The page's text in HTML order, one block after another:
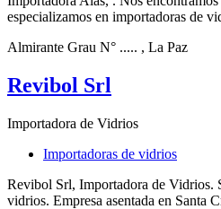
especializamos en importadoras de
Almirante Grau N° ..... , La Paz
Revibol Srl
Importadora de Vidrios
Importadoras de vidrios
Revibol Srl, Importadora de Vidrios.
vidrios. Empresa asentada en Santa